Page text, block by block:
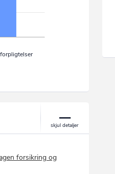
forsikring og